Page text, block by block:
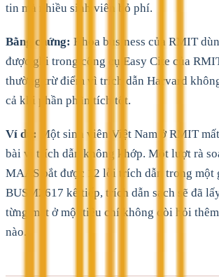
tin mà nhiều sinh viên bỏ phí.
Bằng chứng: Khoa business của RMIT
được ghi trong công cụ Easy Cite của
thường trừ điểm vì trích dẫn Harvard
cả khi phần phân tích tốt.
Ví dụ:
Một sinh viên Việt Nam ở RMIT
bài vì trích dẫn không khớp. Một lượt rà
MAAS bắt được 12 lỗi trích dẫn trong một
BUSM2617 kế tiếp, trích dẫn sạch sẽ đã
từng mất ở một tiêu chí không đòi hỏi thêm
nào.